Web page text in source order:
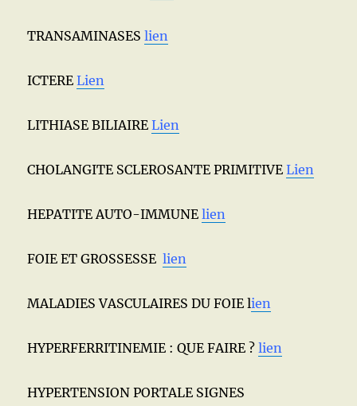
TRANSAMINASESlien
ICTERELien
LITHIASE BILIAIRELien
CHOLANGITE SCLEROSANTE PRIMITIVELien
HEPATITE AUTO-IMMUNElien
FOIE ET GROSSESSElien
MALADIES VASCULAIRES DU FOIE lien
HYPERFERRITINEMIE : QUE FAIRE ?lien
HYPERTENSION PORTALE SIGNES